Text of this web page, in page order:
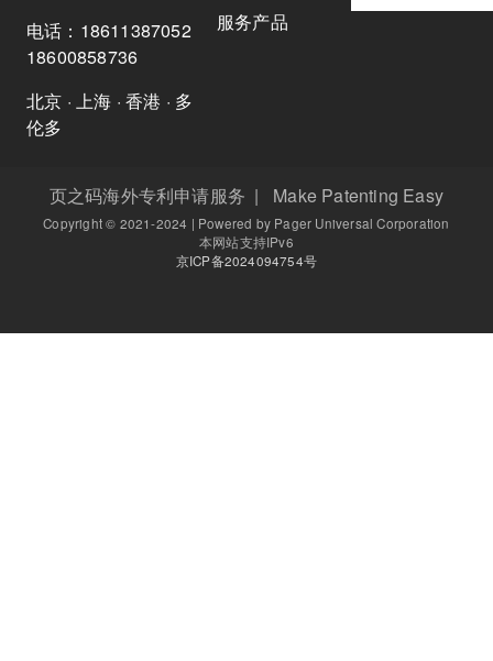
电话：18611387052
18600858736
北京 · 上海 · 香港 · 多
伦多
服务产品
页之码海外专利申请服务 | Make Patenting Easy
Copyright © 2021-2024 | Powered by Pager Universal Corporation
本网站支持IPv6
京ICP备2024094754号